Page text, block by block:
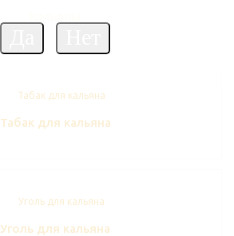
Табак для кальяна
Уголь для кальяна